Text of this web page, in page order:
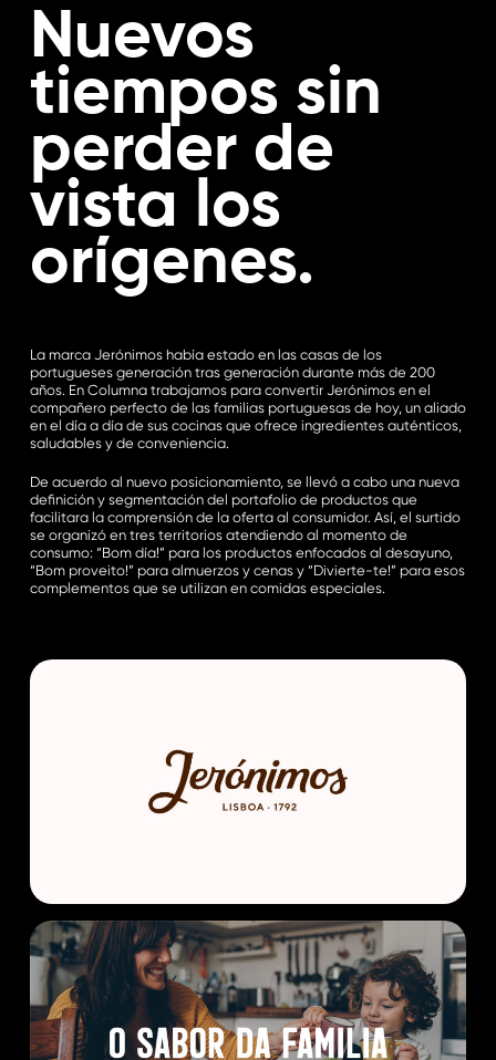
Nuevos
tiempos sin
perder de
vista los
orígenes.
La marca Jerónimos había estado en las casas de los
portugueses generación tras generación durante más de 200
años. En Columna trabajamos para convertir Jerónimos en el
compañero perfecto de las familias portuguesas de hoy, un aliado
en el día a día de sus cocinas que ofrece ingredientes auténticos,
saludables y de conveniencia.
De acuerdo al nuevo posicionamiento, se llevó a cabo una nueva
definición y segmentación del portafolio de productos que
facilitara la comprensión de la oferta al consumidor. Así, el surtido
se organizó en tres territorios atendiendo al momento de
consumo: “Bom día!” para los productos enfocados al desayuno,
“Bom proveito!” para almuerzos y cenas y “Divierte-te!” para esos
complementos que se utilizan en comidas especiales.